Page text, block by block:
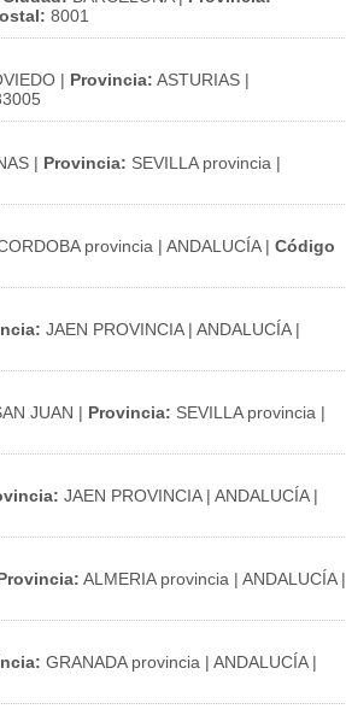
8001
| Provincia: ASTURIAS |
| Provincia: SEVILLA provincia |
provincia | ANDALUCÍA | Código
JAEN PROVINCIA | ANDALUCÍA |
JUAN | Provincia: SEVILLA provincia |
JAEN PROVINCIA | ANDALUCÍA |
ALMERIA provincia | ANDALUCÍA |
GRANADA provincia | ANDALUCÍA |